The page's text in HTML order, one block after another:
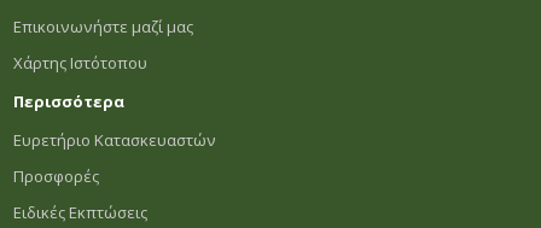
Επικοινωνήστε μαζί μας
Χάρτης Ιστότοπου
Περισσότερα
Ευρετήριο Κατασκευαστών
Προσφορές
Ειδικές Εκπτώσεις